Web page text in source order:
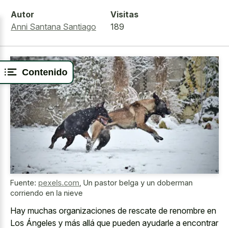
Contenido
Autor
Anni Santana Santiago
Visitas
189
Fuente: pexels.com Un pastor belga y un doberman
corriendo en la nieve
Hay muchas organizaciones de rescate de renombre en
Los Ángeles y más allá que pueden ayudarle a encontrar